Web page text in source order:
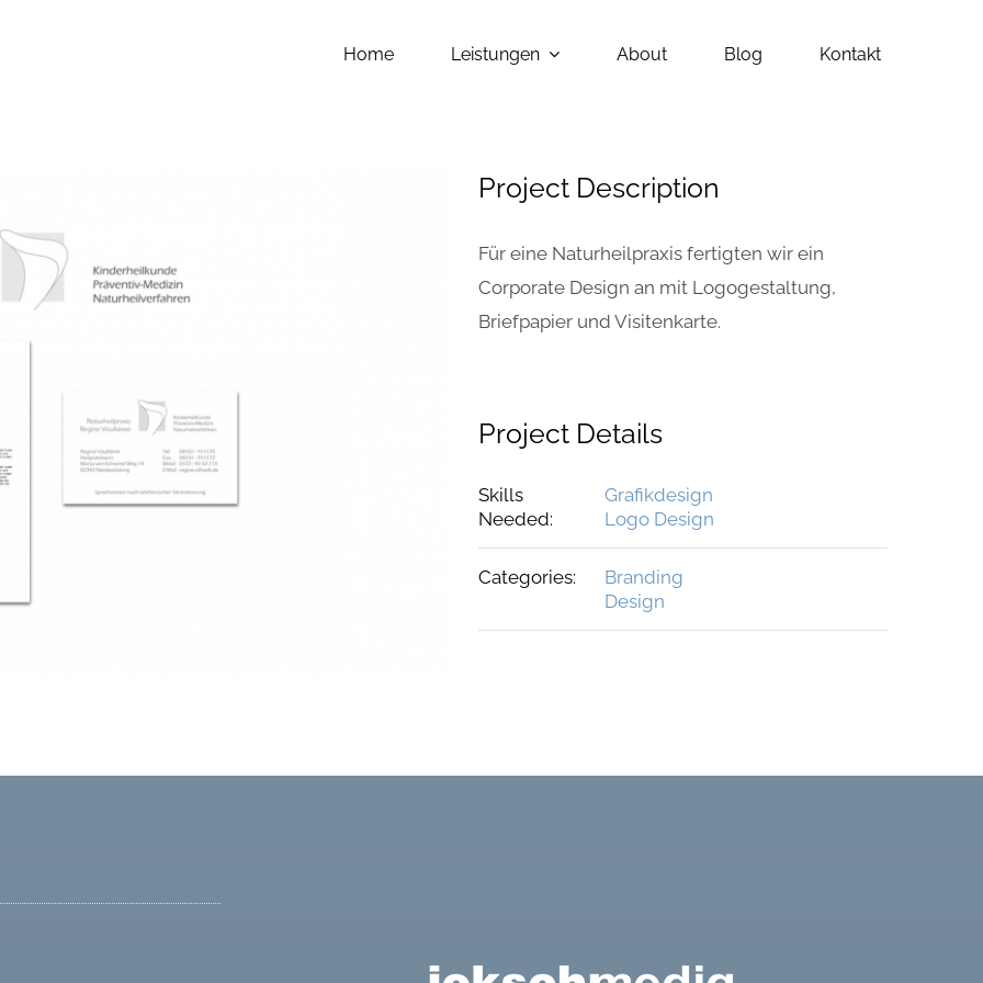
Home Leistungen About Blog Kontakt
Project Description
Für eine Naturheilpraxis fertigten wir ein
Corporate Design an mit Logogestaltung,
Briefpapier und Visitenkarte.
Project Details
Skills
Needed:
Grafikdesign
Logo Design
Categories:
Branding
Design